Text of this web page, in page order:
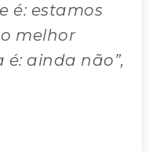
é: estamos
melhor
é: ainda não”,